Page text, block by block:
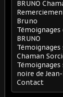
BRUNO
Bruno
BRUNO
Chaman
noire de
Contact